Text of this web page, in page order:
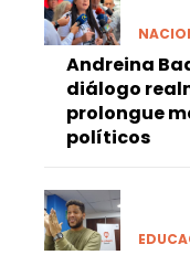
Andreina
diálogo
prolongue
políticos